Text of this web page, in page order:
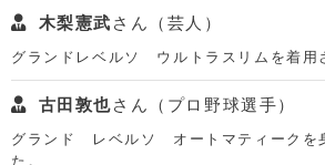
木梨憲武 さん（芸人）
グランドレベルソ ウルトラスリムを着用
古田敦也さん（プロ野球選手）
グランド レベルソ オートマティークを
た。